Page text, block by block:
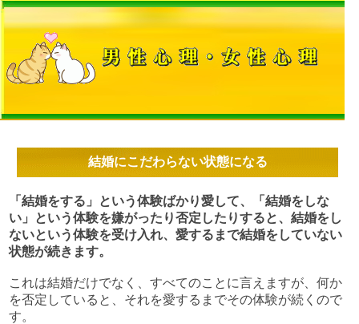
結婚にこだわらない状態になる
「結婚をする」という体験ばかり愛して、「結婚をしな
い」という体験を嫌がったり否定したりすると、結婚をし
ないという体験を受け入れ、愛するまで結婚をしていない
状態が続きます。
これは結婚だけでなく、すべてのことに言えますが、何か
を否定していると、それを愛するまでその体験が続くので
す。